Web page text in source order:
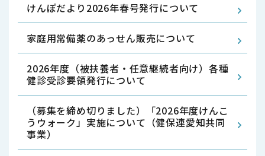
けんぽだより2026年春号発行について
家庭用常備薬のあっせん販売について
2026年度（被扶養者・任意継続者向け）各種
健診受診要領発行について
（募集を締め切りました）「2026年度けんこ
うウォーク」実施について（健保連愛知共同
事業）